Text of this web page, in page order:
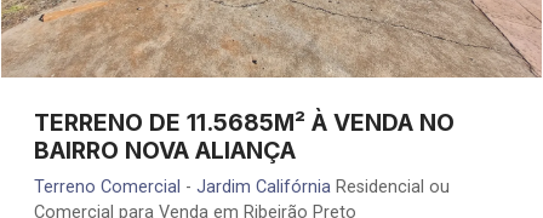
TERRENO DE 11.5685M² À VENDA NO
BAIRRO NOVA ALIANÇA
Terreno Comercial - Jardim Califórnia Residencial ou
Comercial para Venda em Ribeirão Preto